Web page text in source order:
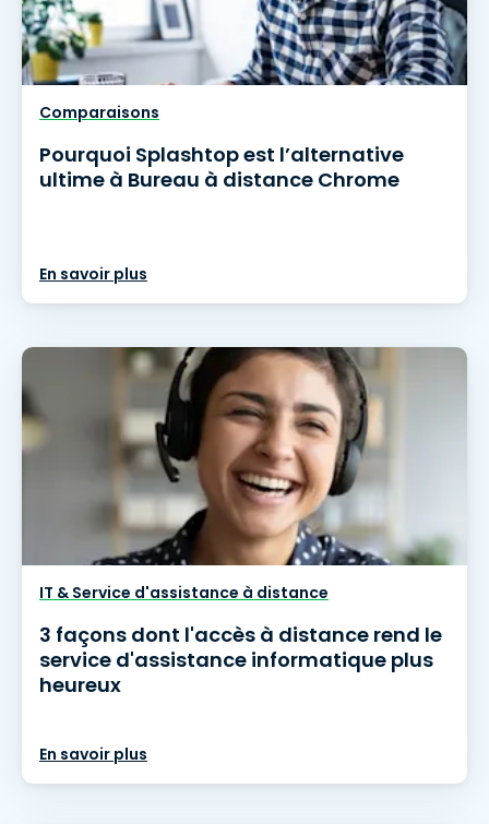
Comparaisons
Pourquoi Splashtop est l’alternative
ultime à Bureau à distance Chrome
En savoir plus
IT & Service d'assistance à distance
3 façons dont l'accès à distance rend le
service d'assistance informatique plus
heureux
En savoir plus